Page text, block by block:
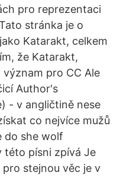
pro reprezentaci
stránka je o
Katarakt, celkem
že Katarakt,
pro CC Ale
Author's
- v angličtině nese
co nejvíce mužů
do she wolf
této písni zpívá Je
stejnou věc je v